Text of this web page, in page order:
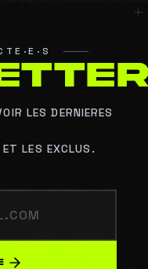
TTER
LES DERNIERES
LES EXCLUS.